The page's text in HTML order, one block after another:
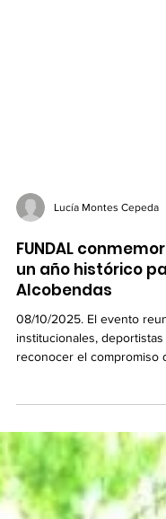
FUNDAL
un año histórico
Alcobendas
08/10/2025. El evento
institucionales, deportistas
deporte y la vida saludable